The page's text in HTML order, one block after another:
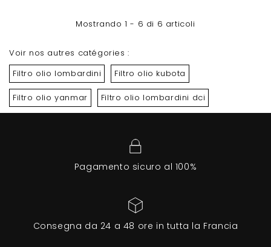
Mostrando 1 - 6 di 6 articoli
Voir nos autres catégories :
Filtro olio lombardini
Filtro olio kubota
Filtro olio yanmar Filtro olio lombardini dci
Pagamento sicuro al 100%
Consegna da 24 a 48 ore in tutta la Francia